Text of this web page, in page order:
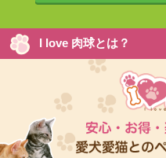
I love 肉球とは？